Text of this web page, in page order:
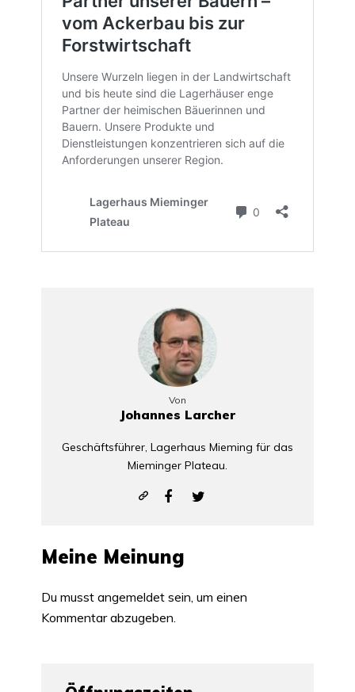
Von
Johannes Larcher
Geschäftsführer, Lagerhaus Mieming für das
Mieminger Plateau.
Meine Meinung
Du musst angemeldet sein, um einen
Kommentar abzugeben.